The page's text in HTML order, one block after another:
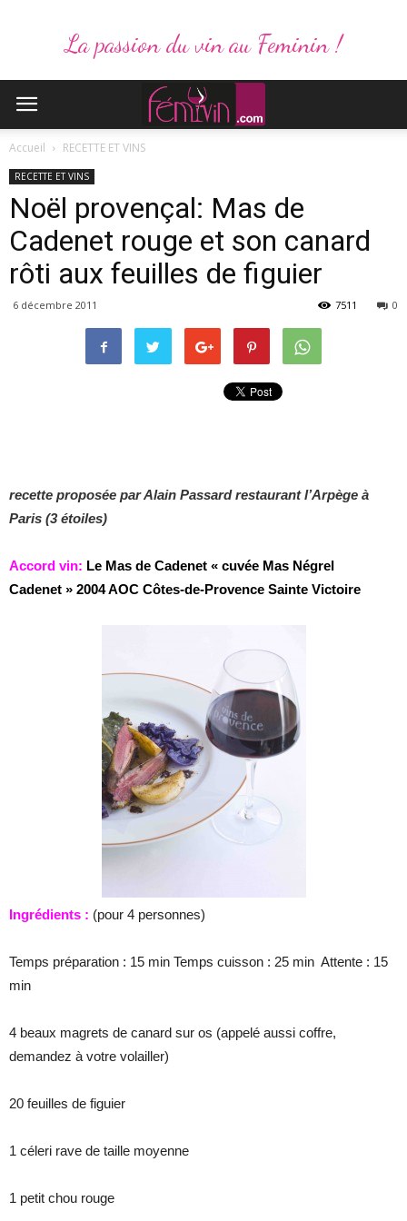
La passion du vin au Feminin !
Accueil RECETTE ET VINS
RECETTE ET VINS
Noël provençal: Mas de
Cadenet rouge et son canard
rôti aux feuilles de figuier
6 décembre 2011 0
7511
recette proposée par Alain Passard restaurant l’Arpège à
Paris (3 étoiles)
Accord vin: Le Mas de Cadenet « cuvée Mas Négrel
Cadenet » 2004 AOC Côtes-de-Provence Sainte Victoire
Ingrédients : (pour 4 personnes)
Temps préparation : 15 min Temps cuisson : 25 min Attente : 15
min
4 beaux magrets de canard sur os (appelé aussi coffre,
demandez à votre volailler)
20 feuilles de figuier
1 céleri rave de taille moyenne
1 petit chou rouge